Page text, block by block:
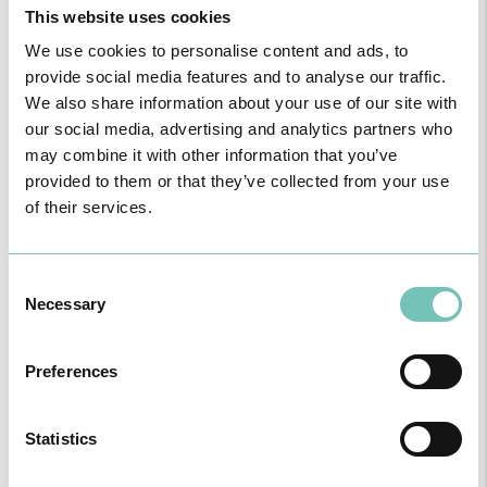
This website uses cookies
We use cookies to personalise content and ads, to
provide social media features and to analyse our traffic.
We also share information about your use of our site with
our social media, advertising and analytics partners who
may combine it with other information that you’ve
provided to them or that they’ve collected from your use
of their services.
Selection
Necessary
Preferences
Statistics
Nome
Unidade
Especialidade
L M